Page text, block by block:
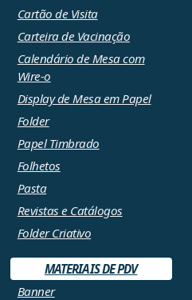
Cartão de Visita
Carteira de Vacinação
Calendário de Mesa com
Wire-o
Display de Mesa em Papel
Folder
Papel Timbrado
Folhetos
Pasta
Revistas e Catálogos
Folder Criativo
MATERIAIS DE PDV
Banner